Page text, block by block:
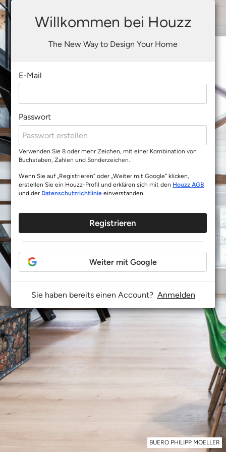
BUERO PHILIPP MOELLER
Willkommen bei Houzz
The New Way to Design Your Home
E-Mail
Passwort
Verwenden Sie 8 oder mehr Zeichen, mit einer Kombination von
Buchstaben, Zahlen und Sonderzeichen.
Wenn Sie auf „Registrieren“ oder „Weiter mit Google“ klicken,
erstellen Sie ein Houzz-Profil und erklären sich mit den Houzz AGB
und der Datenschutzrichtlinie einverstanden.
Registrieren
Weiter mit Google
Sie haben bereits einen Account? Anmelden